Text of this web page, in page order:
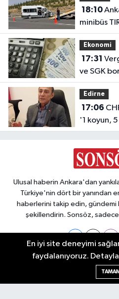
18:10Ankara Çevre Yolu'nda
minibüs
Ekonomi
17:31
ve SGK
Edirne
17:06
'1 koyun,
çıktı
Ulusal haberin Ankara'dan
Türkiye'nin dört bir yanından
haberlerini takip edin, gündemi
şekillendirin. Sonsöz,
Ankara Nöbetçi Eczaneler
En iyi site deneyimi
faydalanıyoruz.